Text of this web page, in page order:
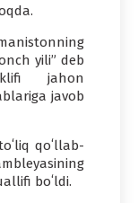
yili” deb
jahon
javob
qoʻllab-
boʻldi.